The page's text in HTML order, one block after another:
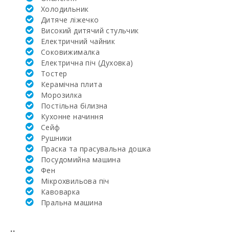
Жила площа
(м2):
Поле для
гольфу La
Reserva Rotana
Алканада Гольф
(Alcanada Golf)
Поле для
гольфа Vall d´Or
Golf (км):
Школа верхової
їзди Son Menut
Академія та
тенісна школа
Рафаэля Надаля
Холодильник
Дитяче ліжечко
Високий дитячий стульчик
Електричний чайник
Соковижималка
Електрична піч (Духовка)
Тостер
Керамічна плита
Mорозилка
Постільна білизна
Кухонне начиння
Cейф
Рушники
Праска та прасувальна дошка
Посудомийна машина
Фен
Мікрохвильова піч
Кавоварка
Пральна машина
..